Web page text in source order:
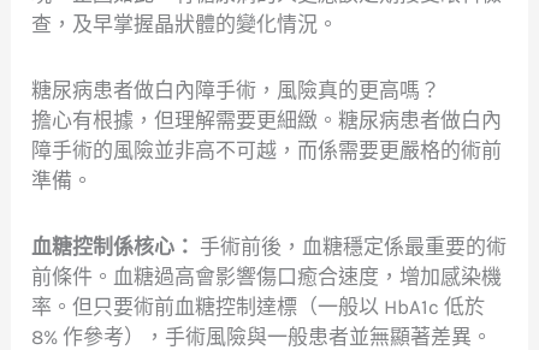
查，及早掌握晶狀體的變化情況。
糖尿病患者做白內障手術，風險真的更高嗎？
擔心有根據，但理解需要更細緻。糖尿病患者做白內
障手術的風險並非高不可越，而係需要更嚴格的術前
準備。
血糖控制係核心： 手術前後，血糖穩定係最重要的術
前條件。血糖過高會影響傷口癒合速度，增加感染機
率。但只要術前血糖控制達標（一般以 HbA1c 低於
8% 作參考），手術風險與一般患者並無顯著差異。